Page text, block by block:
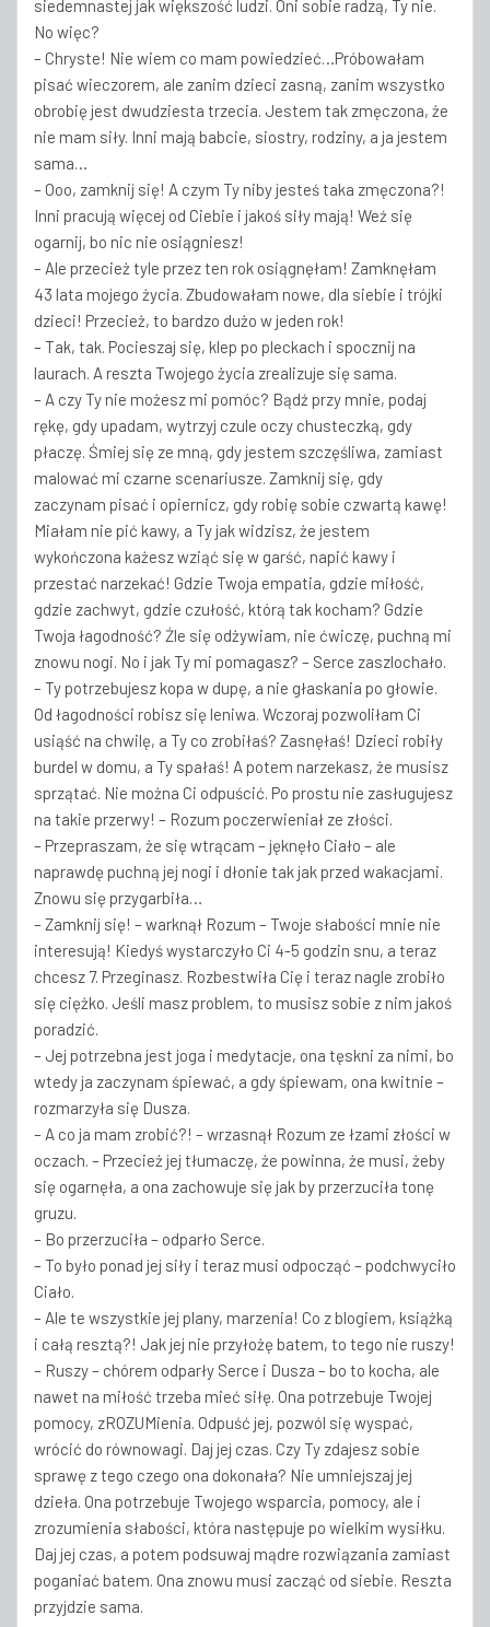
siedemnastej jak większość ludzi. Oni sobie radzą, Ty nie.
No więc?
– Chryste! Nie wiem co mam powiedzieć…Próbowałam
pisać wieczorem, ale zanim dzieci zasną, zanim wszystko
obrobię jest dwudziesta trzecia. Jestem tak zmęczona, że
nie mam siły. Inni mają babcie, siostry, rodziny, a ja jestem
sama…
– Ooo, zamknij się! A czym Ty niby jesteś taka zmęczona?!
Inni pracują więcej od Ciebie i jakoś siły mają! Weź się
ogarnij, bo nic nie osiągniesz!
– Ale przecież tyle przez ten rok osiągnęłam! Zamknęłam
43 lata mojego życia. Zbudowałam nowe, dla siebie i trójki
dzieci! Przecież, to bardzo dużo w jeden rok!
– Tak, tak. Pocieszaj się, klep po pleckach i spocznij na
laurach. A reszta Twojego życia zrealizuje się sama.
– A czy Ty nie możesz mi pomóc? Bądź przy mnie, podaj
rękę, gdy upadam, wytrzyj czule oczy chusteczką, gdy
płaczę. Śmiej się ze mną, gdy jestem szczęśliwa, zamiast
malować mi czarne scenariusze. Zamknij się, gdy
zaczynam pisać i opiernicz, gdy robię sobie czwartą kawę!
Miałam nie pić kawy, a Ty jak widzisz, że jestem
wykończona każesz wziąć się w garść, napić kawy i
przestać narzekać! Gdzie Twoja empatia, gdzie miłość,
gdzie zachwyt, gdzie czułość, którą tak kocham? Gdzie
Twoja łagodność? Źle się odżywiam, nie ćwiczę, puchną mi
znowu nogi. No i jak Ty mi pomagasz? – Serce zaszlochało.
– Ty potrzebujesz kopa w dupę, a nie głaskania po głowie.
Od łagodności robisz się leniwa. Wczoraj pozwoliłam Ci
usiąść na chwilę, a Ty co zrobiłaś? Zasnęłaś! Dzieci robiły
burdel w domu, a Ty spałaś! A potem narzekasz, że musisz
sprzątać. Nie można Ci odpuścić. Po prostu nie zasługujesz
na takie przerwy! – Rozum poczerwieniał ze złości.
– Przepraszam, że się wtrącam – jęknęło Ciało – ale
naprawdę puchną jej nogi i dłonie tak jak przed wakacjami.
Znowu się przygarbiła…
– Zamknij się! – warknął Rozum – Twoje słabości mnie nie
interesują! Kiedyś wystarczyło Ci 4-5 godzin snu, a teraz
chcesz 7. Przeginasz. Rozbestwiła Cię i teraz nagle zrobiło
się ciężko. Jeśli masz problem, to musisz sobie z nim jakoś
poradzić.
– Jej potrzebna jest joga i medytacje, ona tęskni za nimi, bo
wtedy ja zaczynam śpiewać, a gdy śpiewam, ona kwitnie –
rozmarzyła się Dusza.
– A co ja mam zrobić?! – wrzasnął Rozum ze łzami złości w
oczach. – Przecież jej tłumaczę, że powinna, że musi, żeby
się ogarnęła, a ona zachowuje się jak by przerzuciła tonę
gruzu.
– Bo przerzuciła – odparło Serce.
– To było ponad jej siły i teraz musi odpocząć – podchwyciło
Ciało.
– Ale te wszystkie jej plany, marzenia! Co z blogiem, książką
i całą resztą?! Jak jej nie przyłożę batem, to tego nie ruszy!
– Ruszy – chórem odparły Serce i Dusza – bo to kocha, ale
nawet na miłość trzeba mieć siłę. Ona potrzebuje Twojej
pomocy, zROZUMienia. Odpuść jej, pozwól się wyspać,
wrócić do równowagi. Daj jej czas. Czy Ty zdajesz sobie
sprawę z tego czego ona dokonała? Nie umniejszaj jej
dzieła. Ona potrzebuje Twojego wsparcia, pomocy, ale i
zrozumienia słabości, która następuje po wielkim wysiłku.
Daj jej czas, a potem podsuwaj mądre rozwiązania zamiast
poganiać batem. Ona znowu musi zacząć od siebie. Reszta
przyjdzie sama.